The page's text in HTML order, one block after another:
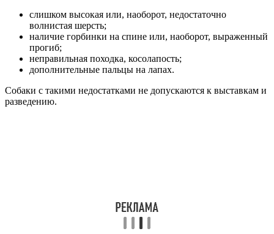
слишком высокая или, наоборот, недостаточно
волнистая шерсть;
наличие горбинки на спине или, наоборот, выраженный
прогиб;
неправильная походка, косолапость;
дополнительные пальцы на лапах.
Собаки с такими недостатками не допускаются к выставкам и
разведению.